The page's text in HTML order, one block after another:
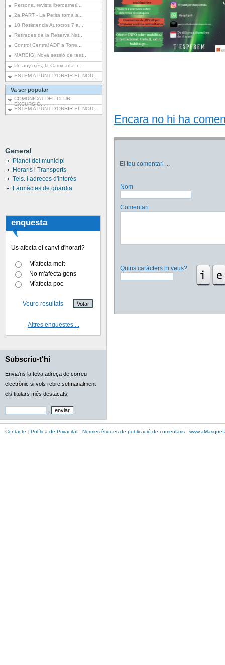
Persona, revista iberoameri...
2a.PART - La Petita torna a...
10 Resistencia Autocros 7 a...
Retirades de la Reserva Nat...
Control Central ADF a Torre...
MAREIG! Nova sessió de teat...
Un any més, la Caminada In...
ESTEM A PUNT D’OBRIR EL NOU...
Va ser popular
COMUNICAT DEL CLUB
EXCURSIO...
ESTEM A PUNT D’OBRIR EL NOU...
General
Plànol del municipi
Horaris i Transports
Tels. i adreces d'interès
Farmàcies de guardia
enquesta
Us afecta el canvi d'horari?
M'afecta molt
No m'afecta gens
M'afecta poc
Veure resultats
Altres enquestes ...
Subscriu-t'hi
Envia'ns la teva adreça de correu
electrònic si vols rebre setmanalment
els titulars més destacats!
Encara no hi ha
El teu comentari ...
Nom
Comentari
Quins caràcters hi veus?
Contacte | Política de Privacitat | Normes ètiques de publicació de comentaris | www.